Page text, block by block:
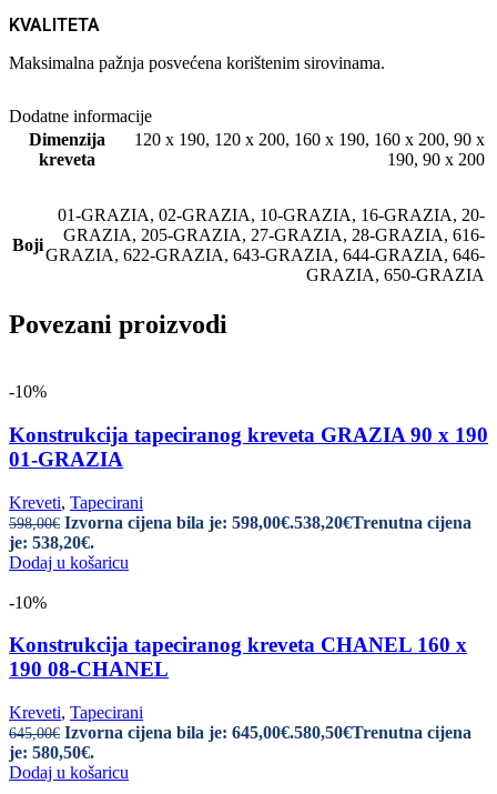
KVALITETA
Maksimalna pažnja posvećena korištenim sirovinama.
Dodatne informacije
Dimenzija
kreveta
120 x 190, 120 x 200, 160 x 190, 160 x 200, 90 x
190, 90 x 200
Boji
01-GRAZIA, 02-GRAZIA, 10-GRAZIA, 16-GRAZIA, 20-
GRAZIA, 205-GRAZIA, 27-GRAZIA, 28-GRAZIA, 616-
GRAZIA, 622-GRAZIA, 643-GRAZIA, 644-GRAZIA, 646-
GRAZIA, 650-GRAZIA
Povezani proizvodi
-10%
Konstrukcija tapeciranog kreveta GRAZIA 90 x 190
01-GRAZIA
Kreveti, Tapecirani
598,00€ Izvorna cijena bila je: 598,00€.538,20€Trenutna cijena
je: 538,20€.
Dodaj u košaricu
-10%
Konstrukcija tapeciranog kreveta CHANEL 160 x
190 08-CHANEL
Kreveti, Tapecirani
645,00€ Izvorna cijena bila je: 645,00€.580,50€Trenutna cijena
je: 580,50€.
Dodaj u košaricu